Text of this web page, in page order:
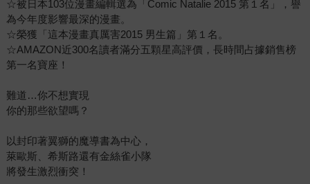
☆被日本103位漫畫編輯選為「Comic Natalie 2015 第１名」，譽
為今年度影響最深的漫畫。
☆榮獲「這本漫畫真厲害2015 男生篇」第１名。
☆AMAZON近300名讀者滿分五顆星高評價，長時間占據銷售榜
第一名寶座！
難道…你不想實現
你的那些欲望嗎？
以封印著翼獅的魔導書為中心，
萊歐斯、希斯路還有金絲雀小隊
將發生激烈衝突！